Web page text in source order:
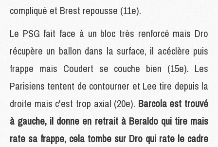
compliqué et Brest repousse (11e).
Le PSG fait face à un bloc très renforcé mais Dro
récupère un ballon dans la surface, il acéclère puis
frappe mais Coudert se couche bien (15e). Les
Parisiens tentent de contourner et Lee tire depuis la
droite mais c'est trop axial (20e). Barcola est trouvé
à gauche, il donne en retrait à Beraldo qui tire mais
rate sa frappe, cela tombe sur Dro qui rate le cadre